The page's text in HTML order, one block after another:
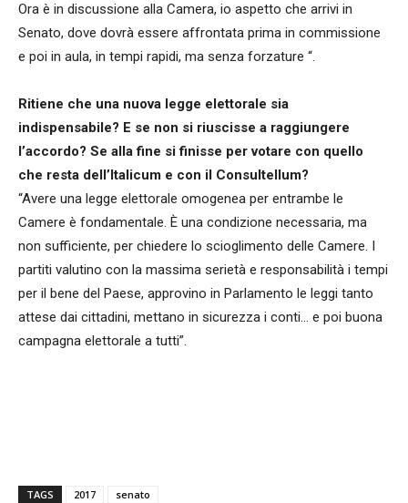
Ora è in discussione alla Camera, io aspetto che arrivi in
Senato, dove dovrà essere affrontata prima in commissione
e poi in aula, in tempi rapidi, ma senza forzature “.
Ritiene che una nuova legge elettorale sia
indispensabile? E se non si riuscisse a raggiungere
l’accordo? Se alla fine si finisse per votare con quello
che resta dell’Italicum e con il Consultellum?
“Avere una legge elettorale omogenea per entrambe le
Camere è fondamentale. È una condizione necessaria, ma
non sufficiente, per chiedere lo scioglimento delle Camere. I
partiti valutino con la massima serietà e responsabilità i tempi
per il bene del Paese, approvino in Parlamento le leggi tanto
attese dai cittadini, mettano in sicurezza i conti… e poi buona
campagna elettorale a tutti”.
TAGS 2017 senato